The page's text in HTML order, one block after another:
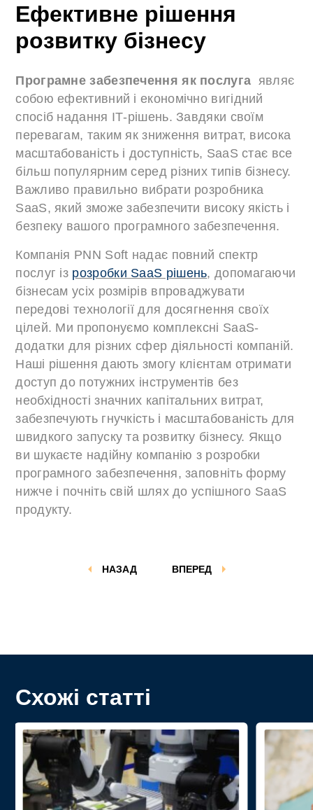
Ефективне рішення
розвитку бізнесу
Програмне забезпечення як послуга являє
собою ефективний і економічно вигідний
спосіб надання ІТ-рішень. Завдяки своїм
перевагам, таким як зниження витрат, висока
масштабованість і доступність, SaaS стає все
більш популярним серед різних типів бізнесу.
Важливо правильно вибрати розробника
SaaS, який зможе забезпечити високу якість і
безпеку вашого програмного забезпечення.
Компанія PNN Soft надає повний спектр
послуг із розробки SaaS рішень, допомагаючи
бізнесам усіх розмірів впроваджувати
передові технології для досягнення своїх
цілей. Ми пропонуємо комплексні SaaS-
додатки для різних сфер діяльності компаній.
Наші рішення дають змогу клієнтам отримати
доступ до потужних інструментів без
необхідності значних капітальних витрат,
забезпечують гнучкість і масштабованість для
швидкого запуску та розвитку бізнесу. Якщо
ви шукаєте надійну компанію з розробки
програмного забезпечення, заповніть форму
нижче і почніть свій шлях до успішного SaaS
продукту.
ВПЕРЕД
НАЗАД
Схожі статті